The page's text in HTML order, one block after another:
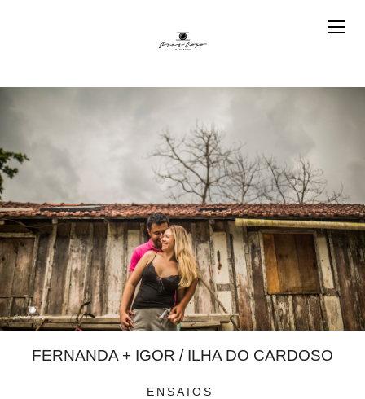
ENSAIOS
FERNANDA + IGOR / ILHA DO CARDOSO